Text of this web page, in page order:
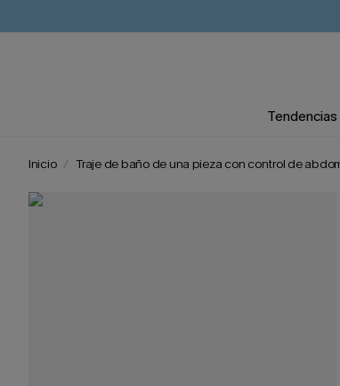
Tendencias
Inicio Traje de baño de una pieza con control de